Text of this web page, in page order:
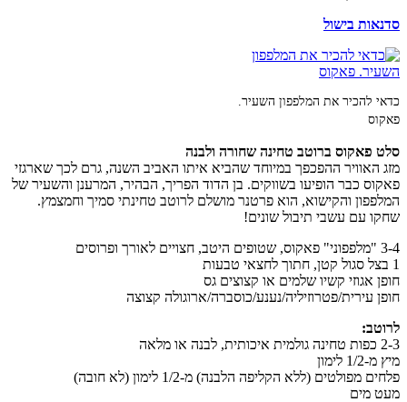
סדנאות בישול
כדאי להכיר את המלפפון השעיר.
פאקוס
סלט פאקוס ברוטב טחינה שחורה ולבנה
מזג האוויר ההפכפך במיוחד שהביא איתו האביב השנה, גרם לכך שארגזי
פאקוס כבר הופיעו בשווקים. בן הדוד הפריך, הבהיר, המרענן והשעיר של
המלפפון והקישוא, הוא פרטנר מושלם לרוטב טחינתי סמיך וחמצמץ.
שחקו עם עשבי תיבול שונים!
3-4 "מלפפוני" פאקוס, שטופים היטב, חצויים לאורך ופרוסים
1 בצל סגול קטן, חתוך לחצאי טבעות
חופן אגוזי קשיו שלמים או קצוצים גס
חופן עירית/פטרוזיליה/נענע/כוסברה/ארוגולה קצוצה
לרוטב:
2-3 כפות טחינה גולמית איכותית, לבנה או מלאה
מיץ מ-1/2 לימון
פלחים מפולטים (ללא הקליפה הלבנה) מ-1/2 לימון (לא חובה)
מעט מים